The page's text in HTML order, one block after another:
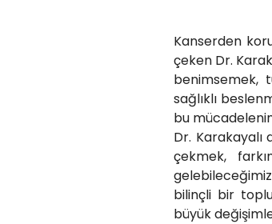
Kanserden
çeken Dr.
benimsemek,
sağlıklı
bu
Dr. Karakayalı
çekmek,
bilinçli bir
büyük